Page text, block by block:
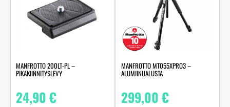
MANFROTTO 200LT-PL –
PIKAKIINNITYSLEVY
24,90€
MANFROTTO MT055XPRO3 –
ALUMIINIJALUSTA
299,00€